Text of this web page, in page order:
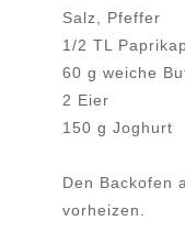
Salz, Pfeffer
1/2 TL
60 g weiche
2 Eier
150 g Joghurt
Den Backofen
vorheizen.